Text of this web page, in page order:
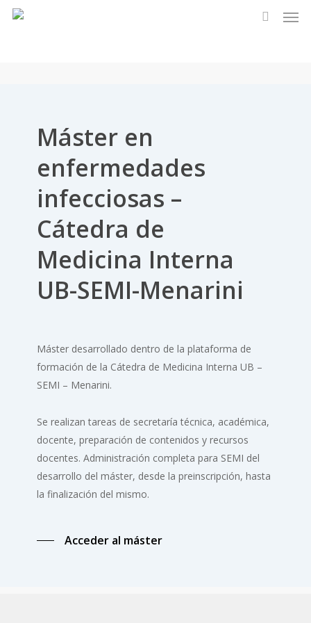
Skip
Máster en
enfermedades
infecciosas –
Cátedra de
Medicina Interna
UB-SEMI-Menarini
Máster desarrollado dentro de la plataforma de
formación de la Cátedra de Medicina Interna UB –
SEMI – Menarini.
Se realizan tareas de secretaría técnica, académica,
docente, preparación de contenidos y recursos
docentes. Administración completa para SEMI del
desarrollo del máster, desde la preinscripción, hasta
la finalización del mismo.
Acceder al máster